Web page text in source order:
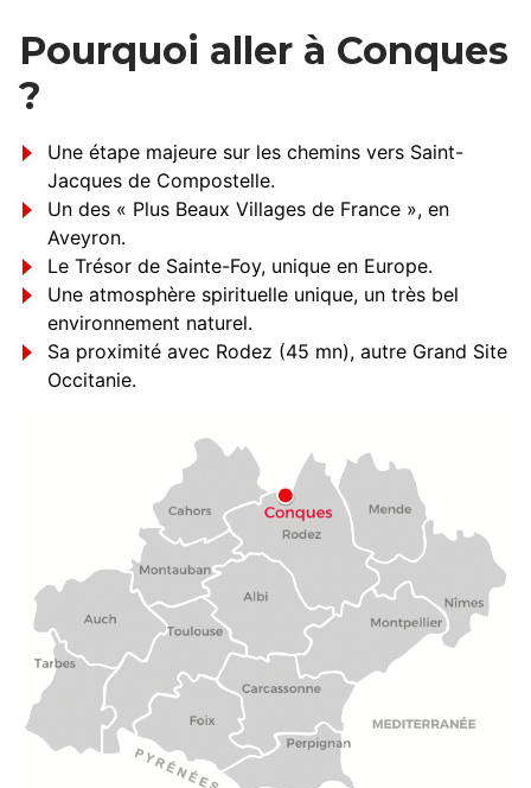
Pourquoi aller à Conques
?
Une étape majeure sur les chemins vers Saint-
Jacques de Compostelle.
Un des « Plus Beaux Villages de France », en
Aveyron.
Le Trésor de Sainte-Foy, unique en Europe.
Une atmosphère spirituelle unique, un très bel
environnement naturel.
Sa proximité avec Rodez (45 mn), autre Grand Site
Occitanie.